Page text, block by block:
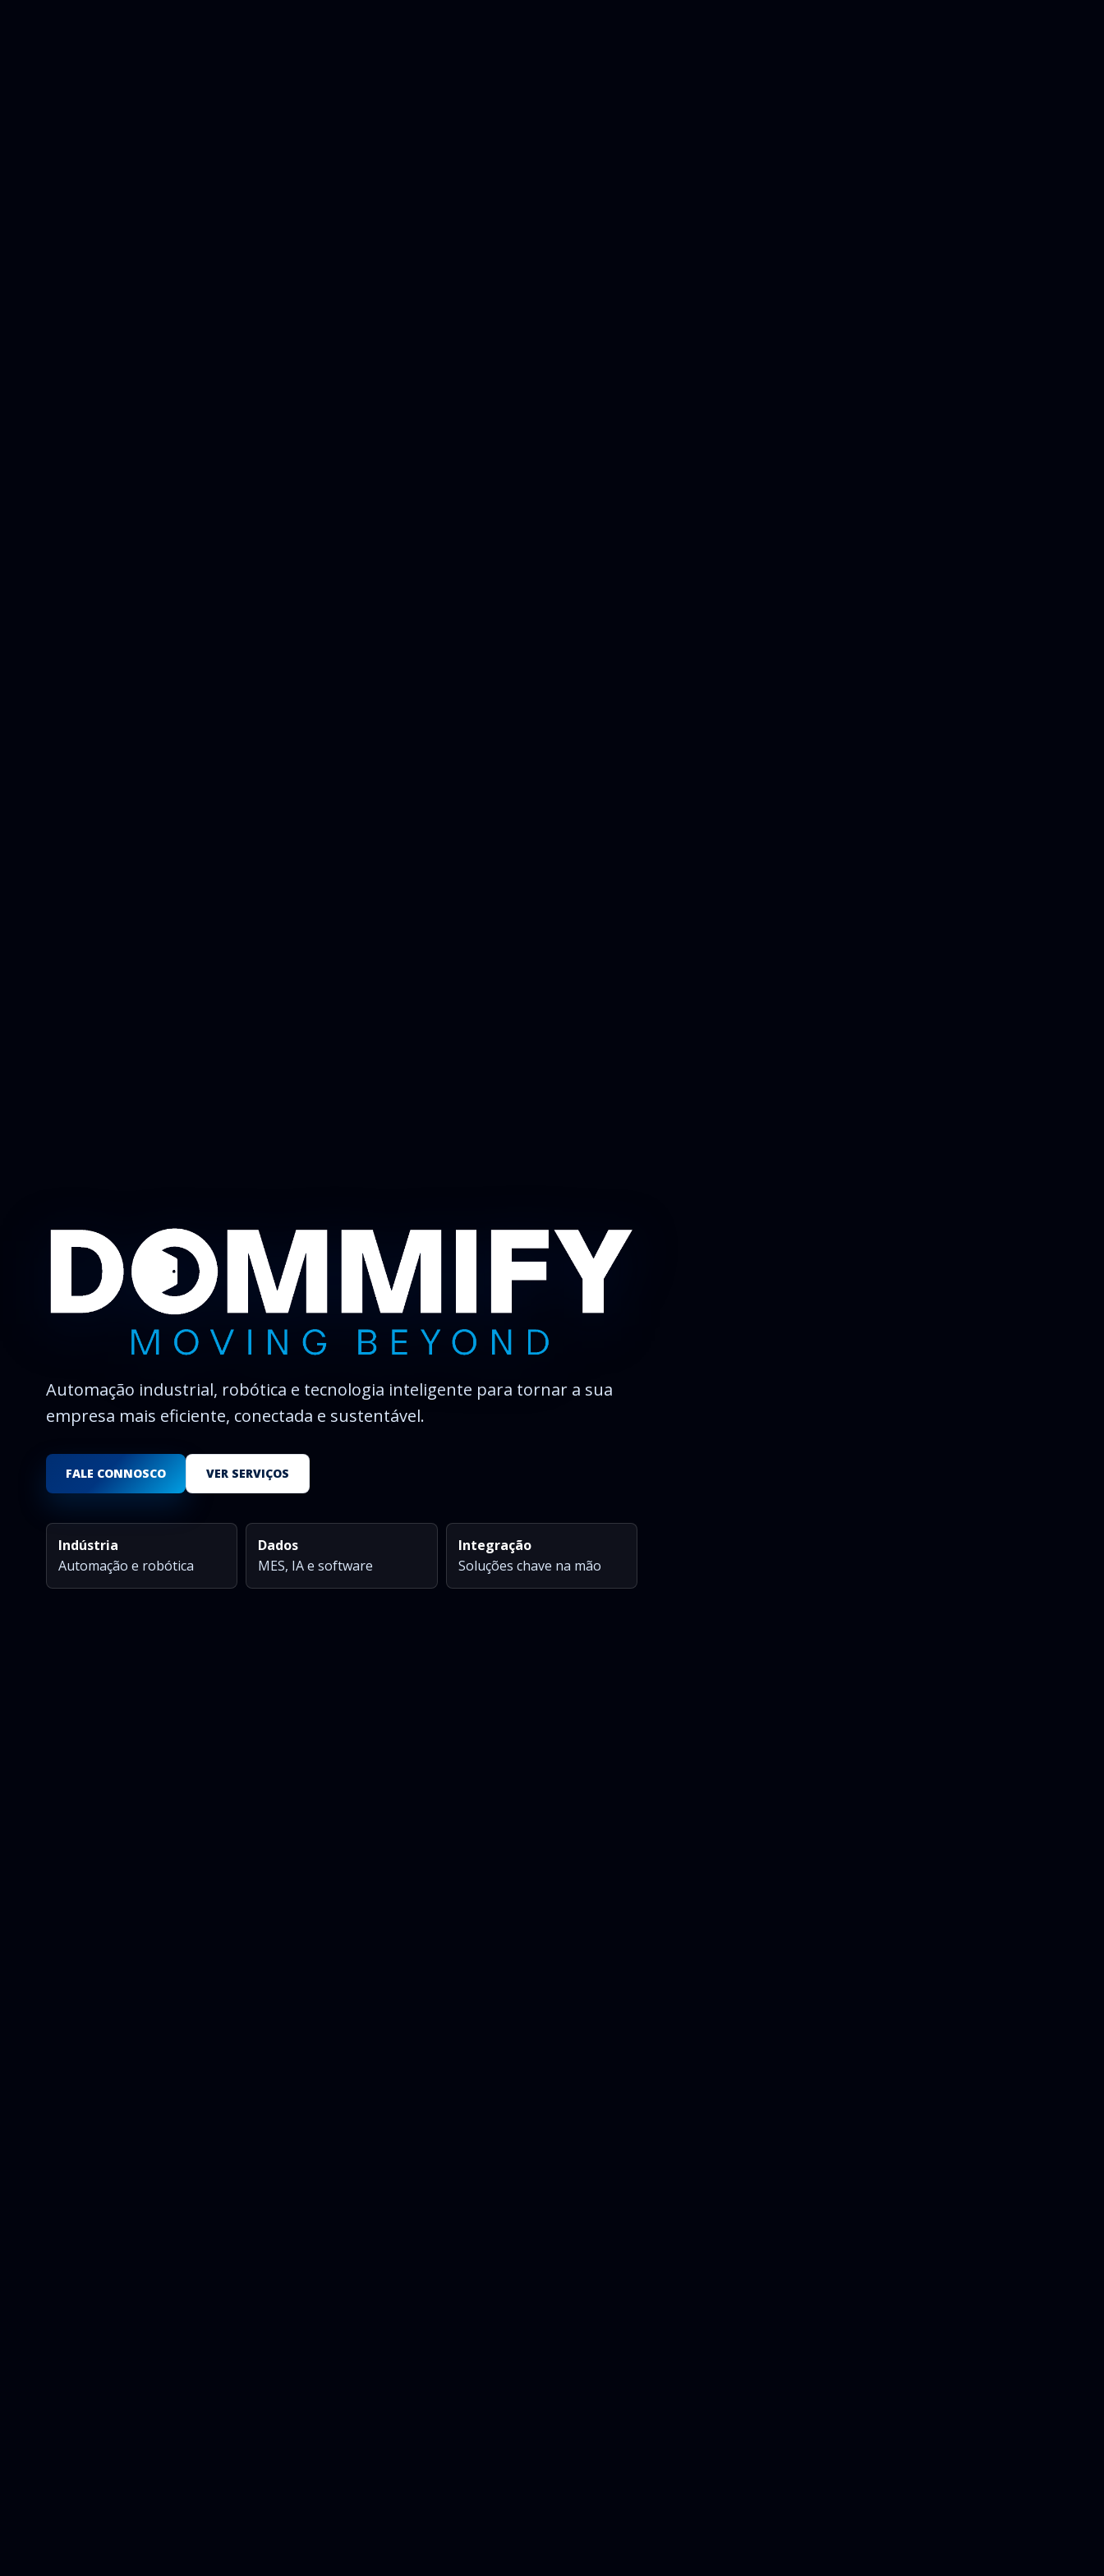
Dommify
Automação industrial, robótica e tecnologia inteligente para tornar a sua
empresa mais eficiente, conectada e sustentável.
FALE CONNOSCO VER SERVIÇOS
Indústria
Automação e robótica
Dados
MES, IA e software
Integração
Soluções chave na mão